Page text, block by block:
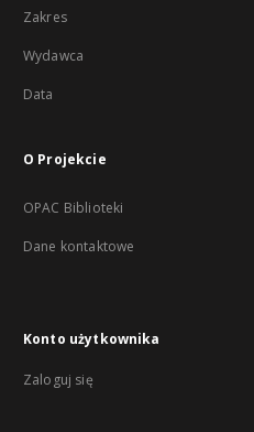
Zakres
Wydawca
Data
O Projekcie
OPAC Biblioteki
Dane kontaktowe
Konto użytkownika
Zaloguj się